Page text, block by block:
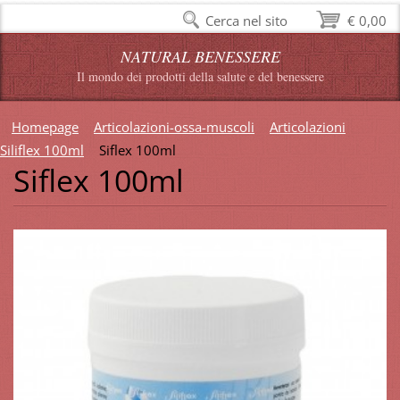
NATURAL BENESSERE
Il mondo dei prodotti della salute e del benessere
Homepage Articolazioni-ossa-muscoli
Articolazioni
Siliflex 100ml
Siflex 100ml
Siflex 100ml
€ 0,00
Cerca nel sito